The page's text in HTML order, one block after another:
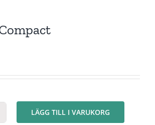
LÄGG TILL I VARUKORG